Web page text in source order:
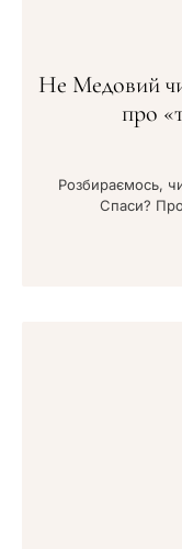
Не Медовий
про
Розбираємось,
Спаси? Про